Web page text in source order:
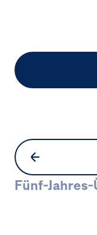
Fünf-